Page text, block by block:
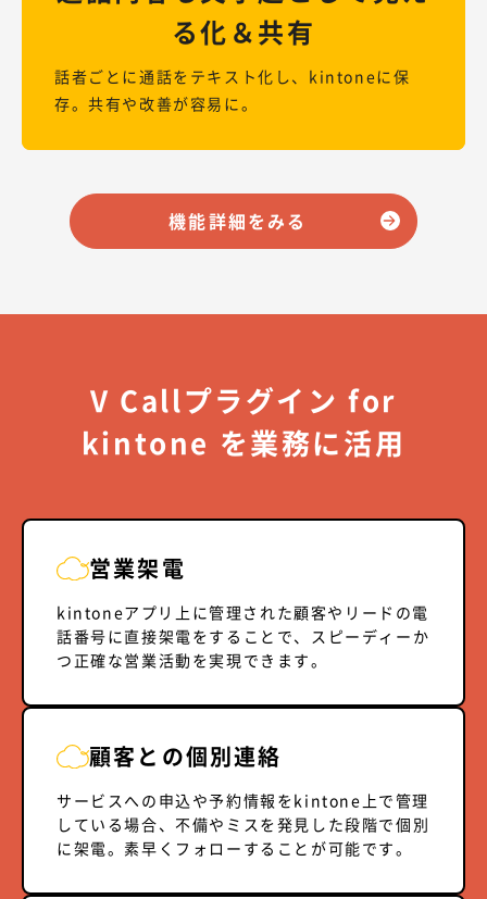
る化＆共有
話者ごとに通話をテキスト化し、kintoneに保
存。共有や改善が容易に。
機能詳細をみる
V Callプラグイン for
kintone を業務に活用
営業架電
kintoneアプリ上に管理された顧客やリードの電
話番号に直接架電をすることで、スピーディーか
つ正確な営業活動を実現できます。
顧客との個別連絡
サービスへの申込や予約情報をkintone上で管理
している場合、不備やミスを発見した段階で個別
に架電。素早くフォローすることが可能です。